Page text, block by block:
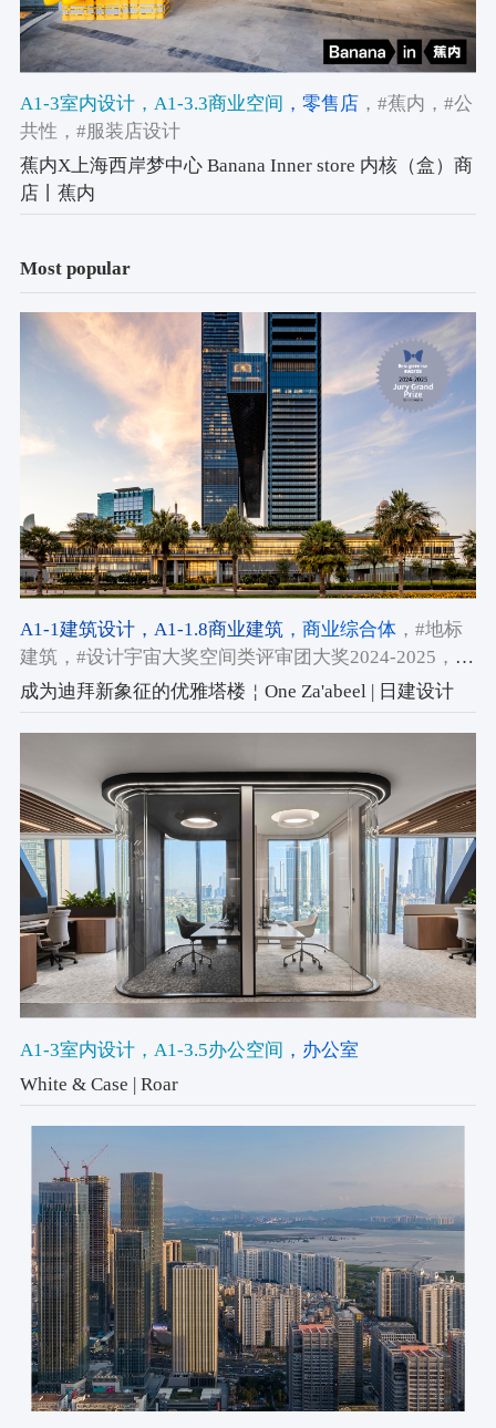
A1-3室内设计，A1-3.3商业空间 ，零售店 ，#蕉内 ，#公
共性 ，#服装店设计
蕉内X上海西岸梦中心 Banana Inner store 内核（盒）商
店丨蕉内
Most popular
A1-1建筑设计，A1-1.8商业建筑，商业综合体，#地标
建筑，#设计宇宙大奖空间类评审团大奖2024-2025 ，
#2024-2025获奖作品
成为迪拜新象征的优雅塔楼￤One Za'abeel | 日建设计
A1-3室内设计，A1-3.5办公空间 ，办公室
White & Case | Roar